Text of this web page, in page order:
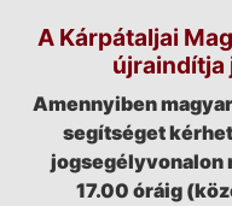
A Kárpátaljai
újraindítja
Amennyiben
segítséget
jogsegélyvonalon
17.00 óráig